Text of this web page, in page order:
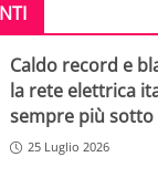
Caldo record e
la rete elettrica
sempre più sotto
25 Luglio 2026